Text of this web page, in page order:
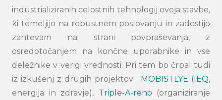
industrializiranih celostnih tehnologij ovoja stavbe,
ki temeljijo na robustnem poslovanju in zadostijo
zahtevam na strani povpraševanja, z
osredotočanjem na končne uporabnike in vse
deležnike v verigi vrednosti. Pri tem bo črpal tudi
iz izkušenj z drugih projektov: MOBISTLYE (IEQ,
energija in zdravje), Triple-A-reno (organiziranje